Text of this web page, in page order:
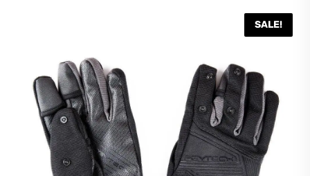
SALE!